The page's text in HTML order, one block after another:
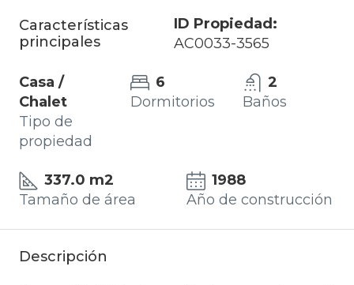
Características
principales
ID Propiedad:
AC0033-3565
Casa /
Chalet
Tipo de
propiedad
6
Dormitorios
2
Baños
337.0 m2
Tamaño de área
1988
Año de construcción
Descripción